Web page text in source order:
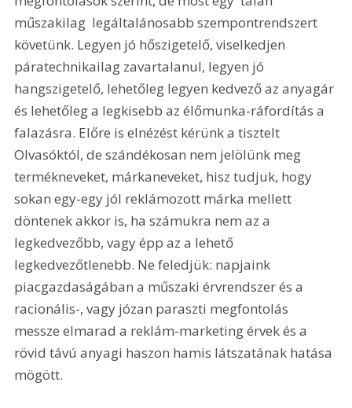
műszakilag  legáltalánosabb szempontrendszert
követünk. Legyen jó hőszigetelő, viselkedjen
páratechnikailag zavartalanul, legyen jó
hangszigetelő, lehetőleg legyen kedvező az anyagár
és lehetőleg a legkisebb az élőmunka-ráfordítás a
falazásra. Előre is elnézést kérünk a tisztelt
Olvasóktól, de szándékosan nem jelölünk meg
termékneveket, márkaneveket, hisz tudjuk, hogy
sokan egy-egy jól reklámozott márka mellett
döntenek akkor is, ha számukra nem az a
legkedvezőbb, vagy épp az a lehető
legkedvezőtlenebb. Ne feledjük: napjaink
piacgazdaságában a műszaki érvrendszer és a
racionális-, vagy józan paraszti megfontolás
messze elmarad a reklám-marketing érvek és a
rövid távú anyagi haszon hamis látszatának hatása
mögött.